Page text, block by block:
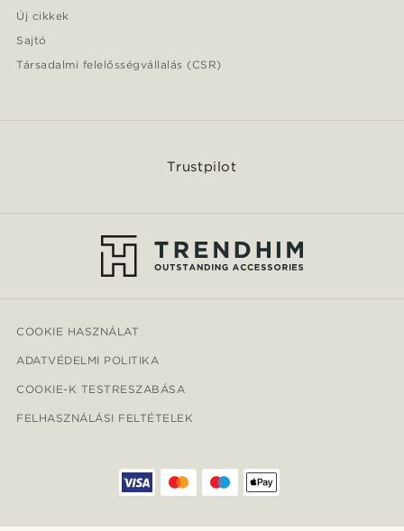
Új cikkek
Sajtó
Társadalmi felelősségvállalás (CSR)
Trustpilot
COOKIE HASZNÁLAT
ADATVÉDELMI POLITIKA
COOKIE-K TESTRESZABÁSA
FELHASZNÁLÁSI FELTÉTELEK